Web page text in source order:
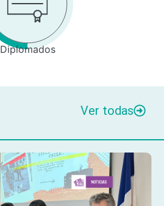
Diplomados
Ver todas